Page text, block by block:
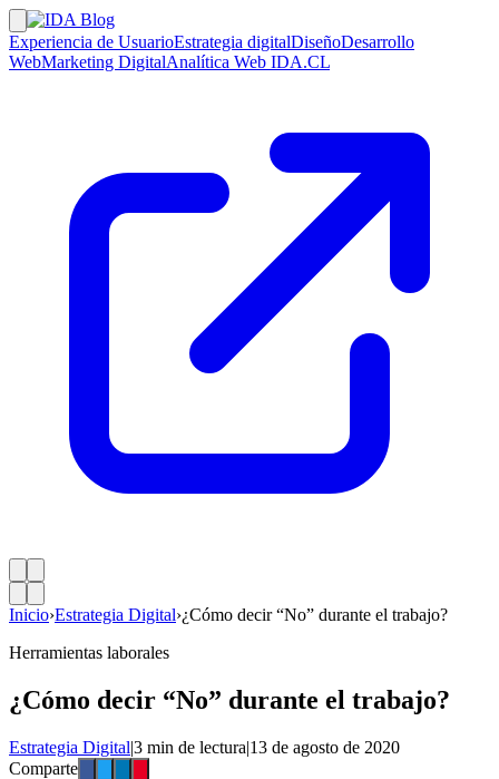
Experiencia de UsuarioEstrategia digitalDiseñoDesarrollo
WebMarketing DigitalAnalítica Web IDA.CL
Inicio›Estrategia Digital›¿Cómo decir “No” durante el trabajo?
Herramientas laborales
¿Cómo decir “No” durante el trabajo?
Estrategia Digital|3 min de lectura|13 de agosto de 2020
Comparte